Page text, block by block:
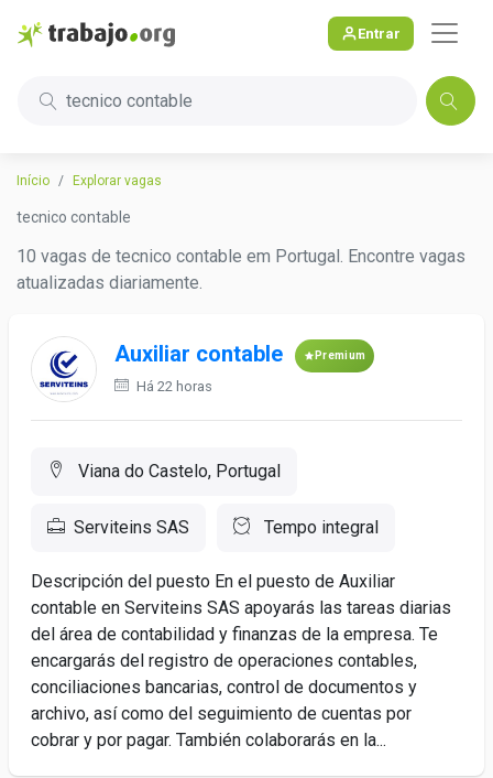
Entrar
tecnico contable
Início Explorar vagas
tecnico contable
10 vagas de tecnico contable em Portugal. Encontre vagas
atualizadas diariamente.
Auxiliar contable Premium
Há 22 horas
Viana do Castelo, Portugal
Serviteins SAS Tempo integral
Descripción del puesto En el puesto de Auxiliar
contable en Serviteins SAS apoyarás las tareas diarias
del área de contabilidad y finanzas de la empresa. Te
encargarás del registro de operaciones contables,
conciliaciones bancarias, control de documentos y
archivo, así como del seguimiento de cuentas por
cobrar y por pagar. También colaborarás en la...